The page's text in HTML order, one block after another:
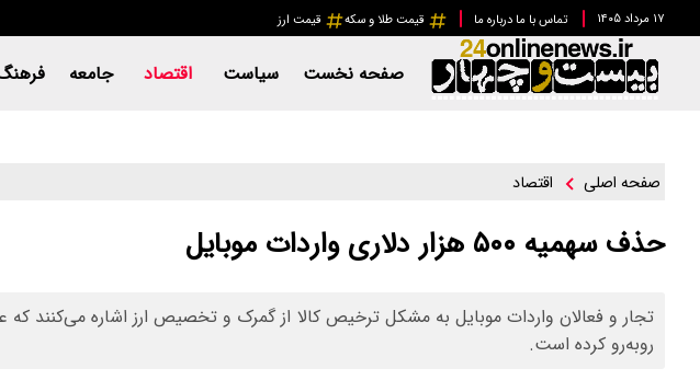
۱۷ مرداد ۱۴۰۵ تماس با ما درباره ما قیمت طلا و سکه قیمت ارز
صفحه نخست سیاست اقتصاد جامعه
صفحه اصلی اقتصاد
حذف سهمیه ۵۰۰ هزار دلاری واردات موبایل
تجار و فعالان واردات موبایل به مشکل ترخیص کالا از گمرک و تخصیص ارز اشاره می‌کنند که
روبه‌رو کرده است.